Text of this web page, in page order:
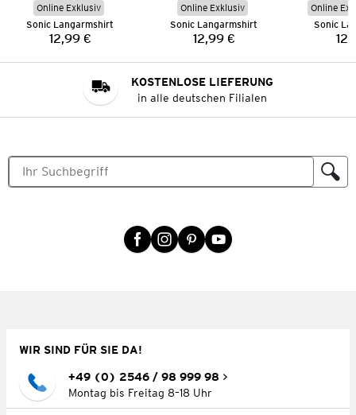
Online Exklusiv
Sonic Langarmshirt
Preis:
12,99 €
Online Exklusiv
Sonic Langarmshirt
Preis:
12,99 €
Online
Sonic
KOSTENLOSE LIEFERUNG
in alle deutschen Filialen
WIR SIND FÜR SIE DA!
+49 (0) 2546 / 98 999 98
Montag bis Freitag 8–18 Uhr